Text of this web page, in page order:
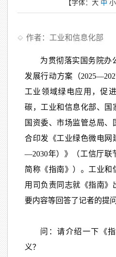
【字体： 大 中 小
作者：工业和信息化部
为贯彻落实国务院办
发展行动方案（
工业领域绿电应用，促
碳，工业和信息化部、国
国资委、市场监管总局
合印发《工业绿色微电网
—2030年）》（工信厅联
简称《指南》）。工业和
用司负责同志就《指南》
要内容等回答了记者的提问
问：请介绍一下《
义？